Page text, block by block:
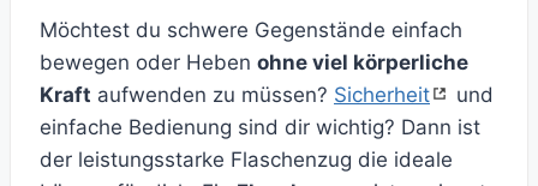
Möchtest du schwere Gegenstände einfach
bewegen oder Heben ohne viel körperliche
Kraft aufwenden zu müssen? Sicherheit
und
einfache Bedienung sind dir wichtig? Dann ist
der leistungsstarke Flaschenzug die ideale